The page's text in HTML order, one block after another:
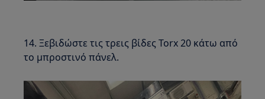
14. Ξεβιδώστε τις τρεις βίδες Torx 20 κάτω από
το μπροστινό πάνελ.